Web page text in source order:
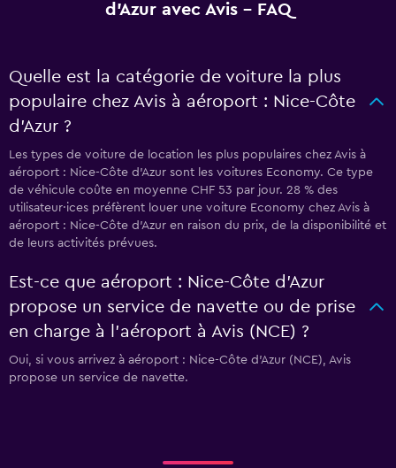
d'Azur avec Avis - FAQ
Quelle est la catégorie de voiture la plus
populaire chez Avis à aéroport : Nice-Côte
d'Azur ?
Les types de voiture de location les plus populaires chez Avis à
aéroport : Nice-Côte d'Azur sont les voitures Economy. Ce type
de véhicule coûte en moyenne CHF 53 par jour. 28 % des
utilisateur·ices préfèrent louer une voiture Economy chez Avis à
aéroport : Nice-Côte d'Azur en raison du prix, de la disponibilité et
de leurs activités prévues.
Est-ce que aéroport : Nice-Côte d'Azur
propose un service de navette ou de prise
en charge à l’aéroport à Avis (NCE) ?
Oui, si vous arrivez à aéroport : Nice-Côte d'Azur (NCE), Avis
propose un service de navette.